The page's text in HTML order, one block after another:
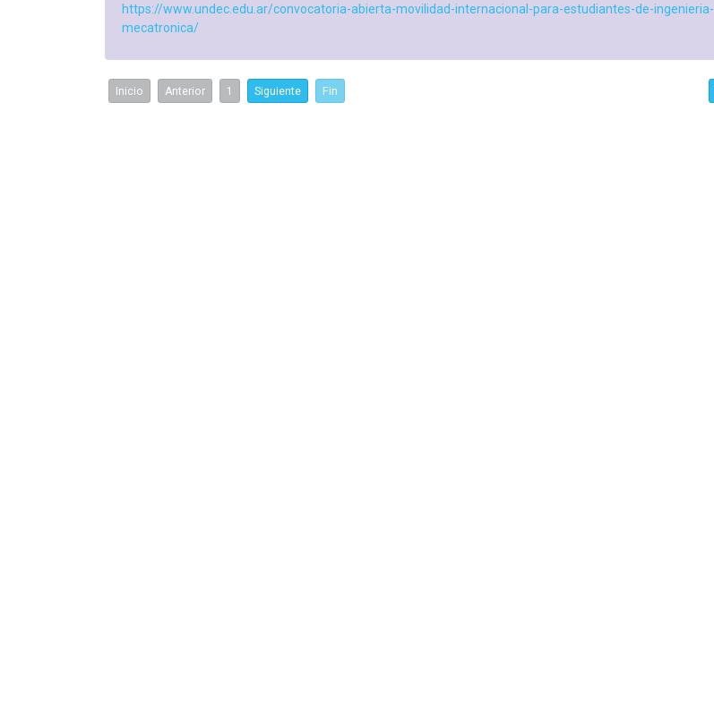
https://www.undec.edu.ar/convocatoria-abierta-movilidad-internacional-para-estudiantes-de-ingenieria-
mecatronica/
Inicio Anterior 1 Siguiente Fin